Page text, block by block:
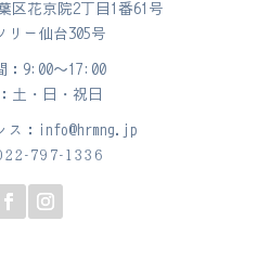
区花京院2丁目1番61号
リー仙台305号
：9:00～17:00
土・日・祝日
ス：info@hrmng.jp
797-1336